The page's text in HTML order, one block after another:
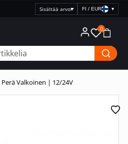
Valitse
FI / EUR ▾
0
Valkoinen | 12/24V